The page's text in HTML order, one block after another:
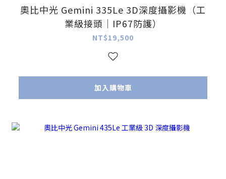
奧比中光 Gemini 335Le 3D深度攝影機（工
業級接頭｜IP67防護）
NT$19,500
加入購物車